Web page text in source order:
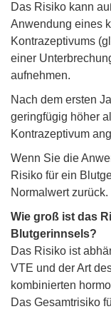
Das Risiko kann
Anwendung eines
Kontrazeptivums
einer
aufnehmen.
Nach dem ersten
geringfügig höher
Kontrazeptivum
Wenn Sie die
Risiko für ein
Normalwert zurück.
Wie groß ist das
Blutgerinnsels?
Das Risiko ist
VTE und der Art
kombinierten
Das Gesamtrisiko